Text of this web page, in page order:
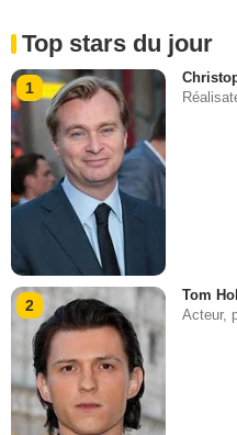
Top stars du jour
1
2
Tom
Acteur,